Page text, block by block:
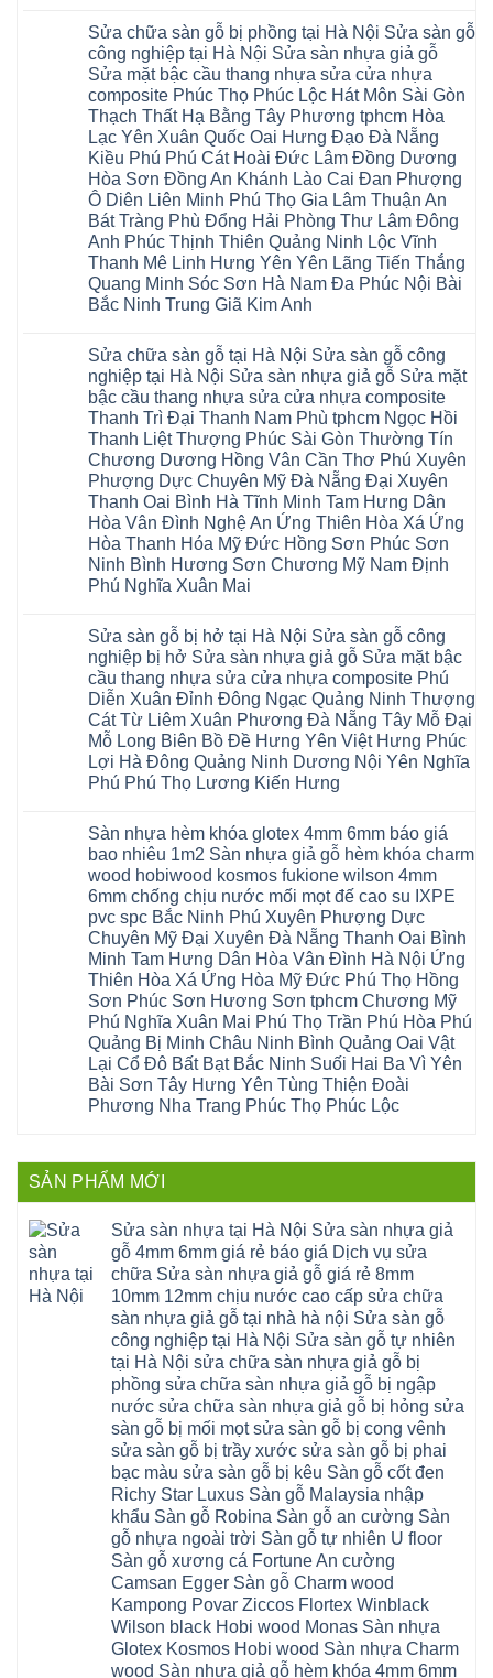
wood
đế
cao
su
IXPE
Hưng
Yên
Sài
Gòn
Ân
Thi
Hoàng
Mai
Hào
Tiên
Lữ
Từ
Liêm
Phù
Cừ
Thanh
Xuân
Kim
Động
Văn
Giang
Cầu
Giấy
Văn
Lâm
tphcm
Khoái
Châu
nhà
hà
nội
Ziccos
Flortex
black
Hobi
wood
Glotex
Kosmos
Hobi
wood
Charm
wood
đế
cao
su
IXPE
Phú
Trì
Thanh
Xuân
Đoan
Hùng
Thanh
Ba
Giấy
Hạ
Hòa
Cẩm
Khê
Tây
Hồ
Yên
Lập
Thanh
Ninh
hưng
yên
Lâm
Thao
Tam
Nông
hải
phòng
Thanh
Thủy
Hà
Nội
Sửa
sàn
giả
cong
vênh
Sửa
mặt
bậc
cầu
thang
nhựa
sửa
cửa
composite
tpHCM
Hoài
Đức
Bình
Dương
Thủ
Đức
Thanh
Xuân
Thái
Nguyên
Phú
Thọ
Bắc
Giang
Long
Biên
Hải
Dương
Bắc
Ninh
Gia
Lâm
Nam
Hà
Nội
Hưng
Yên
Đông
Anh
Nam
Định
Sóc
Sơn
Ninh
Bình
Thái
Bình
Vĩnh
Phúc
Tây
Hồ
Thanh
Hóa
Đống
Đa
Nghệ
An
bình
luận
ở
Sửa
sàn
gỗ
cong
vênh
tại
Hà
Nội
Sửa
sàn
gỗ
công
nghiệp
tại
Hà
Nội
nhựa
giả
gỗ
cong
vênh
Sửa
mặt
bậc
cầu
thang
nhựa
sửa
cửa
nhựa
composite
hoài
đức
đan
thanh
ứng
hòa
long
biên
sài
gòn
đông
anh
sóc
sơn
đà
nẵng
thanh
xuân
cầu
giấy
hoành
bồ
long
ninh
giang
hoàng
mai
quảng
ninh
tây
hồ
sơn
tây
thất
mê
đức
phòng
xuyên
giang
Sửa chữa sàn gỗ bị phồng tại Hà Nội Sửa sàn gỗ
công nghiệp tại Hà Nội Sửa sàn nhựa giả gỗ
Sửa mặt bậc cầu thang nhựa sửa cửa nhựa
composite Phúc Thọ Phúc Lộc Hát Môn Sài Gòn
Thạch Thất Hạ Bằng Tây Phương tphcm Hòa
Lạc Yên Xuân Quốc Oai Hưng Đạo Đà Nẵng
Kiều Phú Phú Cát Hoài Đức Lâm Đồng Dương
Hòa Sơn Đồng An Khánh Lào Cai Đan Phượng
Ô Diên Liên Minh Phú Thọ Gia Lâm Thuận An
Bát Tràng Phù Đổng Hải Phòng Thư Lâm Đông
Anh Phúc Thịnh Thiên Quảng Ninh Lộc Vĩnh
Thanh Mê Linh Hưng Yên Yên Lãng Tiến Thắng
Quang Minh Sóc Sơn Hà Nam Đa Phúc Nội Bài
Bắc Ninh Trung Giã Kim Anh
bình
luận
ở
Sửa
chữa
sàn
bị
phồng
tại
Hà
Sửa
sàn
gỗ
công
nghiệp
Nội
Sửa
sàn
nhựa
giả
gỗ
Sửa
mặt
bậc
cầu
thang
nhựa
nhựa
composite
Phúc
Thọ
Phúc
Lộc
Hát
Môn
Sài
Gòn
Thạch
Thất
Hạ
Bằng
Tây
Phương
tphcm
Hòa
Lạc
Yên
Xuân
Đạo
Đà
Nẵng
Hoài
Đồng
Đồng
Khánh
Phượng
Thuận
Tràng
Sửa chữa sàn gỗ tại Hà Nội Sửa sàn gỗ công
nghiệp tại Hà Nội Sửa sàn nhựa giả gỗ Sửa mặt
bậc cầu thang nhựa sửa cửa nhựa composite
Thanh Trì Đại Thanh Nam Phù tphcm Ngọc Hồi
Thanh Liệt Thượng Phúc Sài Gòn Thường Tín
Chương Dương Hồng Vân Cần Thơ Phú Xuyên
Phượng Dực Chuyên Mỹ Đà Nẵng Đại Xuyên
Thanh Oai Bình Hà Tĩnh Minh Tam Hưng Dân
Hòa Vân Đình Nghệ An Ứng Thiên Hòa Xá Ứng
Hòa Thanh Hóa Mỹ Đức Hồng Sơn Phúc Sơn
Ninh Bình Hương Sơn Chương Mỹ Nam Định
Phú Nghĩa Xuân Mai
bình
luận
ở
Sửa
chữa
sàn
gỗ
tại
Hà
Nội
Sửa
nghiệp
tại
Nội
Sửa
nhựa
giả
gỗ
Sửa
mặt
bậc
cầu
thang
nhựa
sửa
cửa
nhựa
composite
Thanh
Nam
Phù
Thanh
Thượng
Phúc
Thường
Dương
Hồng
Xuyên
Phượng
Chuyên
Nẵng
Xuyên
Thanh
Sửa sàn gỗ bị hở tại Hà Nội Sửa sàn gỗ công
nghiệp bị hở Sửa sàn nhựa giả gỗ Sửa mặt bậc
cầu thang nhựa sửa cửa nhựa composite Phú
Diễn Xuân Đỉnh Đông Ngạc Quảng Ninh Thượng
Cát Từ Liêm Xuân Phương Đà Nẵng Tây Mỗ Đại
Mỗ Long Biên Bồ Đề Hưng Yên Việt Hưng Phúc
Lợi Hà Đông Quảng Ninh Dương Nội Yên Nghĩa
Phú Phú Thọ Lương Kiến Hưng
bình
luận
ở
Sửa
sàn
gỗ
bị
hở
tại
Hà
Nội
sàn
gỗ
công
nghiệp
hở
Sửa
sàn
Sửa
mặt
bậc
cầu
nhựa
nhựa
composite
Đông
Quảng
Thượng
Xuân
Phương
Nẵng
Hưng
Sàn nhựa hèm khóa glotex 4mm 6mm báo giá
bao nhiêu 1m2 Sàn nhựa giả gỗ hèm khóa charm
wood hobiwood kosmos fukione wilson 4mm
6mm chống chịu nước mối mọt đế cao su IXPE
pvc spc Bắc Ninh Phú Xuyên Phượng Dực
Chuyên Mỹ Đại Xuyên Đà Nẵng Thanh Oai Bình
Minh Tam Hưng Dân Hòa Vân Đình Hà Nội Ứng
Thiên Hòa Xá Ứng Hòa Mỹ Đức Phú Thọ Hồng
Sơn Phúc Sơn Hương Sơn tphcm Chương Mỹ
Phú Nghĩa Xuân Mai Phú Thọ Trần Phú Hòa Phú
Quảng Bị Minh Châu Ninh Bình Quảng Oai Vật
Lại Cổ Đô Bất Bạt Bắc Ninh Suối Hai Ba Vì Yên
Bài Sơn Tây Hưng Yên Tùng Thiện Đoài
Phương Nha Trang Phúc Thọ Phúc Lộc
luận
ở
glotex
4mm
nhiêu
charm
wood
hobiwood
kosmos
fukione
4mm
nước
SẢN PHẨM MỚI
Sửa sàn nhựa tại Hà Nội Sửa sàn nhựa giả
gỗ 4mm 6mm giá rẻ báo giá Dịch vụ sửa
chữa Sửa sàn nhựa giả gỗ giá rẻ 8mm
10mm 12mm chịu nước cao cấp sửa chữa
sàn nhựa giả gỗ tại nhà hà nội Sửa sàn gỗ
công nghiệp tại Hà Nội Sửa sàn gỗ tự nhiên
tại Hà Nội sửa chữa sàn nhựa giả gỗ bị
phồng sửa chữa sàn nhựa giả gỗ bị ngập
nước sửa chữa sàn nhựa giả gỗ bị hỏng sửa
sàn gỗ bị mối mọt sửa sàn gỗ bị cong vênh
sửa sàn gỗ bị trầy xước sửa sàn gỗ bị phai
bạc màu sửa sàn gỗ bị kêu Sàn gỗ cốt đen
Richy Star Luxus Sàn gỗ Malaysia nhập
khẩu Sàn gỗ Robina Sàn gỗ an cường Sàn
gỗ nhựa ngoài trời Sàn gỗ tự nhiên U floor
Sàn gỗ xương cá Fortune An cường
Camsan Egger Sàn gỗ Charm wood
Kampong Povar Ziccos Flortex Winblack
Wilson black Hobi wood Monas Sàn nhựa
Glotex Kosmos Hobi wood Sàn nhựa Charm
wood Sàn nhựa giả gỗ hèm khóa 4mm 6mm